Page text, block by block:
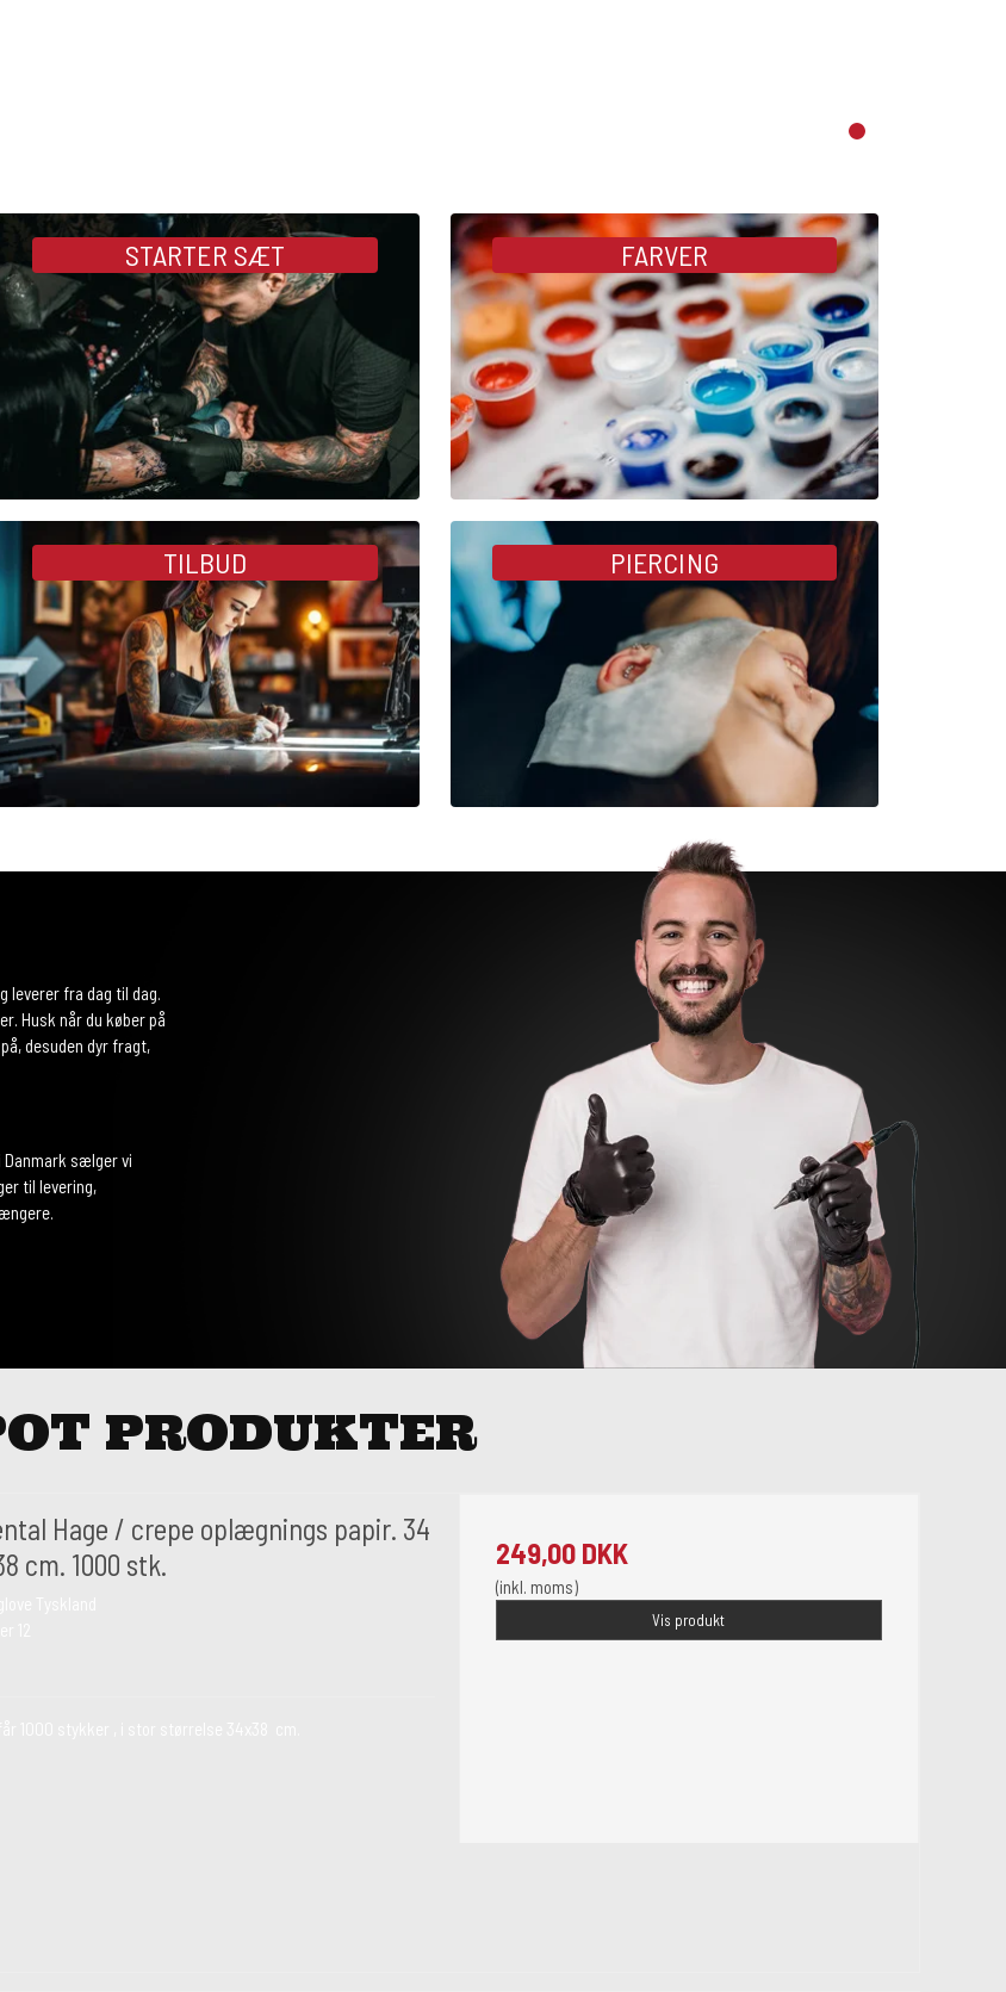
STARTER SÆT FARVER
TILBUD PIERCING
leverer fra dag til dag.
Husk når du køber på
desuden dyr fragt,
Danmark sælger vi
til levering,
PRODUKTER
Hage / crepe oplægnings papir. 34
cm. 1000 stk.
249,00 DKK
(inkl. moms)
Vis produkt